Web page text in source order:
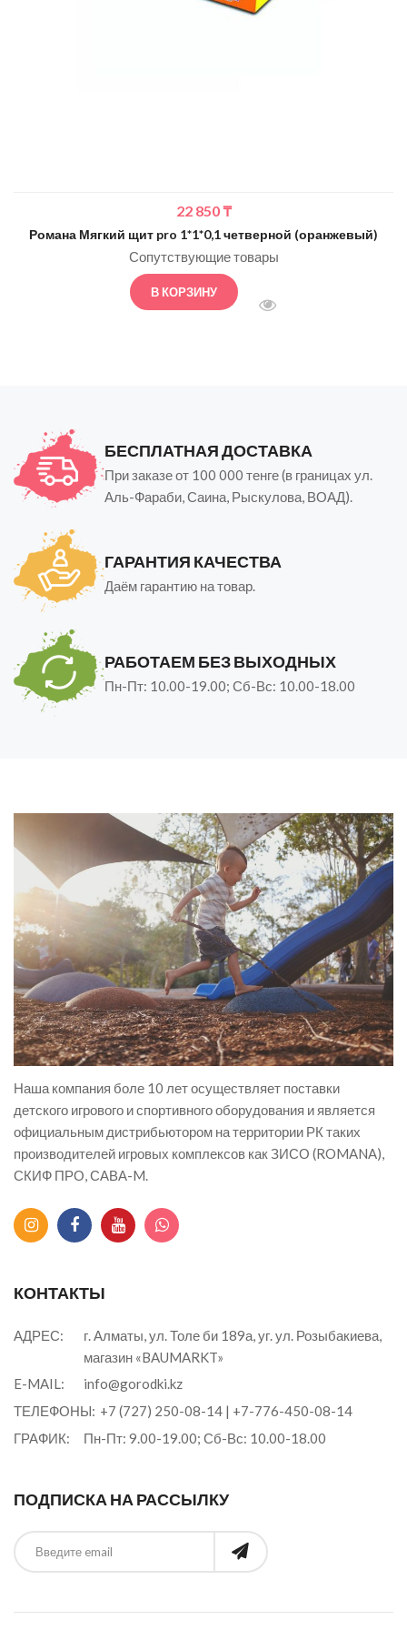
22 850₸
Романа Мягкий щит pro 1*1*0,1 четверной (оранжевый)
Сопутствующие товары
В КОРЗИНУ
БЕСПЛАТНАЯ ДОСТАВКА
При заказе от 100 000 тенге (в границах ул.
Аль-Фараби, Саина, Рыскулова, ВОАД).
ГАРАНТИЯ КАЧЕСТВА
Даём гарантию на товар.
РАБОТАЕМ БЕЗ ВЫХОДНЫХ
Пн-Пт: 10.00-19.00; Сб-Вс: 10.00-18.00
Наша компания боле 10 лет осуществляет поставки
детского игрового и спортивного оборудования и является
официальным дистрибьютором на территории РК таких
производителей игровых комплексов как ЗИСО (ROMANA),
СКИФ ПРО, САВА-M.
КОНТАКТЫ
АДРЕС:
г. Алматы, ул. Толе би 189а, уг. ул. Розыбакиева,
магазин «BAUMARKT»
E-MAIL:
info@gorodki.kz
ТЕЛЕФОНЫ: +7 (727) 250-08-14 | +7-776-450-08-14
ГРАФИК:
Пн-Пт: 9.00-19.00; Сб-Вс: 10.00-18.00
ПОДПИСКА НА РАССЫЛКУ